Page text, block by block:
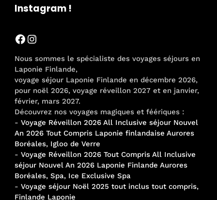
Instagram !
Facebook
Instagram
Nous sommes le spécialiste des voyages séjours en
Laponie Finlande,
voyage séjour Laponie Finlande en décembre 2026,
pour noël 2026, voyage réveillon 2027 et en janvier,
février, mars 2027.
Découvrez nos voyages magiques et féériques :
- Voyage Réveillon 2026 All Inclusive séjour Nouvel
An 2026 Tout Compris Laponie finlandaise Aurores
Boréales, Igloo de Verre
- Voyage Réveillon 2026 Tout Compris All Inclusive
séjour Nouvel An 2026 Laponie Finlande Aurores
Boréales, Spa, Ice Exclusive Spa
- Voyage séjour Noël 2025 tout inclus tout compris,
Finlande Laponie